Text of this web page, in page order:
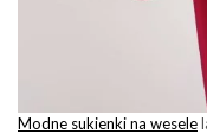
Modne sukienki na wesele